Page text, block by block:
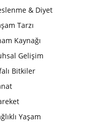
& Diyet
Tarzı
Kaynağı
Gelişim
Bitkiler
Yaşam